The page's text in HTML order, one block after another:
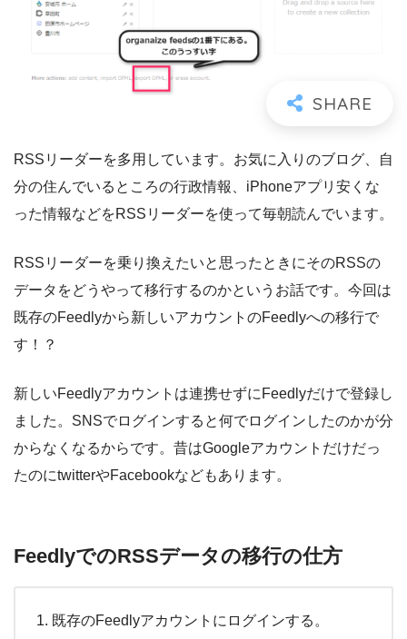
RSSリーダーを多用しています。お気に入りのブログ、自
分の住んでいるところの行政情報、iPhoneアプリ安くな
った情報などをRSSリーダーを使って毎朝読んでいます。
RSSリーダーを乗り換えたいと思ったときにそのRSSの
データをどうやって移行するのかというお話です。今回は
既存のFeedlyから新しいアカウントのFeedlyへの移行で
す！？
新しいFeedlyアカウントは連携せずにFeedlyだけで登録し
ました。SNSでログインすると何でログインしたのかが分
からなくなるからです。昔はGoogleアカウントだけだっ
たのにtwitterやFacebookなどもあります。
FeedlyでのRSSデータの移行の仕方
既存のFeedlyアカウントにログインする。